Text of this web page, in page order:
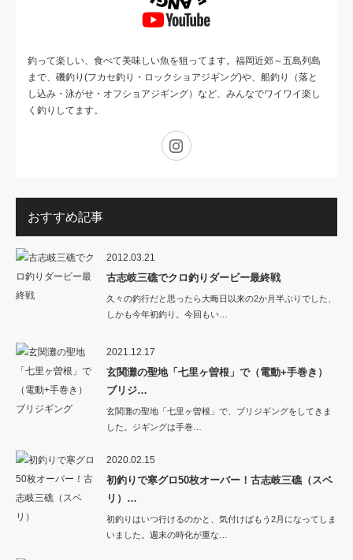
釣って楽しい、食べて美味しい魚を狙ってます。福岡近郊～五島列島
まで、磯釣り(フカセ釣り・ロックショアジギング)や、船釣り（落と
し込み・泳がせ・オフショアジギング）など、みんなでワイワイ楽し
く釣りしてます。
おすすめ記事
2012.03.21
古志岐三礁でクロ釣りダービー最終戦
久々の釣行だと思ったら大晦日以来の2か月半ぶりでした、
しかも今年初釣り。今回もい…
2021.12.17
玄関灘の聖地「七里ヶ曽根」で（電動+手巻き）
ブリジ…
玄関灘の聖地「七里ヶ曽根」で、ブリジギングをしてきま
した。ジギングは手巻…
2020.02.15
初釣りで寒グロ50枚オーバー！古志岐三礁（スベ
リ）…
初釣りはいつ行けるのかと、気付けばもう2月になってしま
いました。週末の時化が重な…